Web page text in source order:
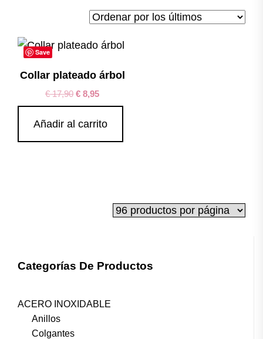
Save
Collar plateado árbol
€17,90 € 8,95
Añadir al carrito
Categorías De Productos
ACERO INOXIDABLE
Anillos
Colgantes